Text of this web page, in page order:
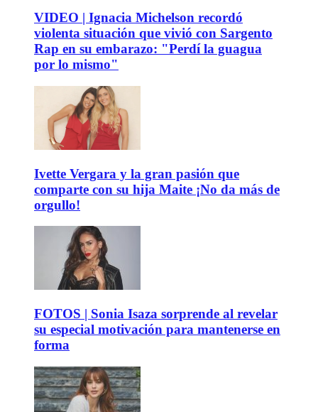
VIDEO | Ignacia Michelson recordó
violenta situación que vivió con Sargento
Rap en su embarazo: "Perdí la guagua
por lo mismo"
Ivette Vergara y la gran pasión que
comparte con su hija Maite ¡No da más de
orgullo!
FOTOS | Sonia Isaza sorprende al revelar
su especial motivación para mantenerse en
forma